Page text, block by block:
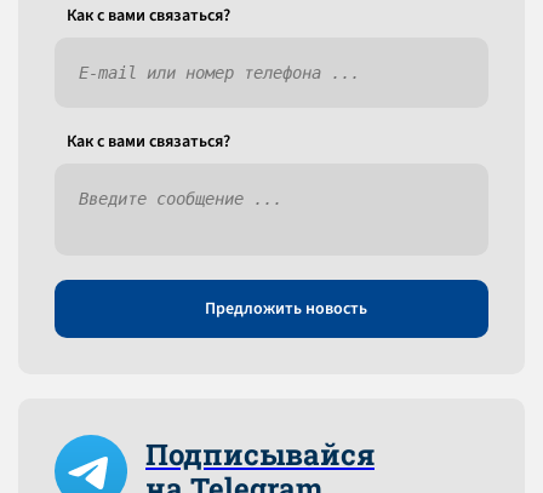
Как c вами связаться?
Как c вами связаться?
Предложить новость
Подписывайся